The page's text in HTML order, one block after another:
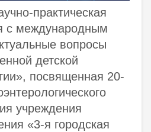
практическая
с международным
вопросы
детской
посвященная 20-
учреждения
«3-я городская